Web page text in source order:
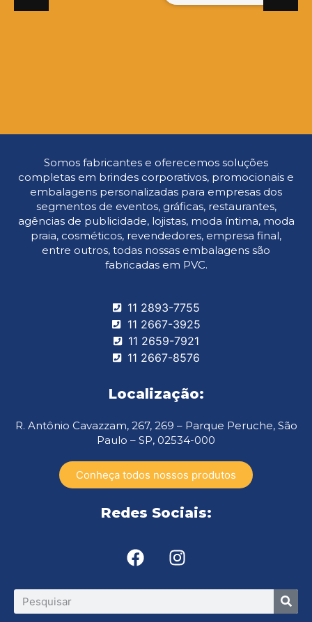
11 2893-7755
11 2667-3925
11 2659-7921
Localização:
R. Antônio Cavazzam, 267, 269 – Parque Peruche, São
Conheça todos nossos produtos
Somos fabricantes e oferecemos soluções
completas em brindes corporativos, promocionais e
embalagens personalizadas para empresas dos
segmentos de eventos, gráficas, restaurantes,
agências de publicidade, lojistas, moda íntima, moda
praia, cosméticos, revendedores, empresa final,
entre outros, todas nossas embalagens são